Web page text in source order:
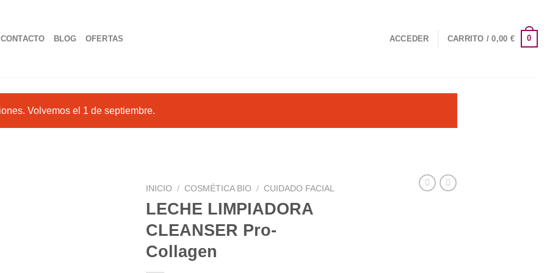
CONTACTO BLOG OFERTAS ACCEDER CARRITO /0,00 € 0
Volvemos el 1 de septiembre.
INICIO / COSMÉTICA BIO / CUIDADO FACIAL
LECHE LIMPIADORA
CLEANSER Pro-
Collagen